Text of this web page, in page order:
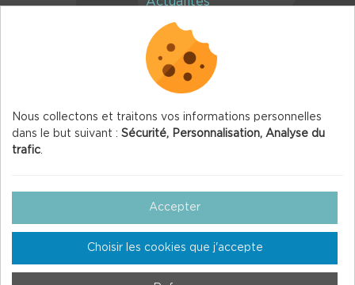
Agenda
Inscription à la newsletter
Gestion des Cookies
Crédits
Nous collectons et traitons vos informations personnelles
dans le but suivant : Sécurité, Personnalisation, Analyse du
trafic.
Accepter
Choisir les cookies que j'accepte